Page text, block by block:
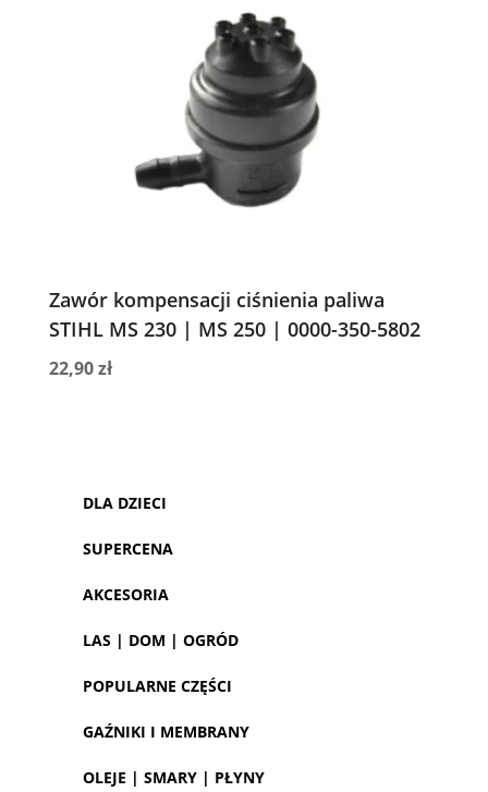
Zawór kompensacji ciśnienia paliwa
STIHL MS 230 | MS 250 | 0000-350-5802
22,90zł
DLA DZIECI
SUPERCENA
AKCESORIA
LAS | DOM | OGRÓD
POPULARNE CZĘŚCI
GAŹNIKI I MEMBRANY
OLEJE | SMARY | PŁYNY